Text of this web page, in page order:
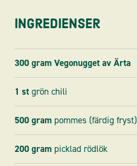
Ingredienser
300 gram Vegonugget av Ärta
1 st grön chili
500 gram pommes (färdig fryst)
200 gram picklad rödlök